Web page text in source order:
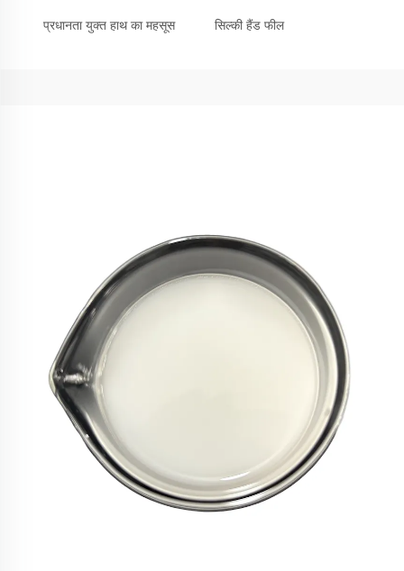
प्रधानता युक्त हाथ का महसूस सिल्की हैंड फील